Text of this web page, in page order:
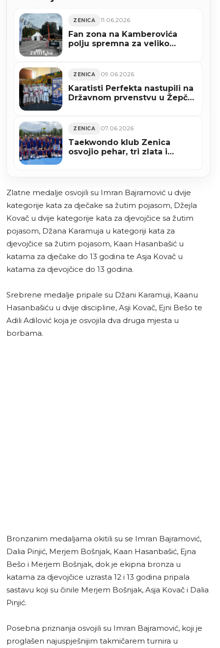
ZENICA 11.06.2026
Fan zona na Kamberovića
polju spremna za veliko
ZENICA 09.06.2026
Karatisti Perfekta nastupili na
Državnom prvenstvu u Žepču,
ZENICA 07.06.2026
Taekwondo klub Zenica
osvojio pehar, tri zlata i
Zlatne medalje osvojili su Imran Bajramović u dvije
kategorije kata za dječake sa žutim pojasom, Džejla
Kovač u dvije kategorije kata za djevojčice sa žutim
pojasom, Džana Karamuja u kategoriji kata za
djevojčice sa žutim pojasom, Kaan Hasanbašić u
katama za dječake do 13 godina te Asja Kovač u
katama za djevojčice do 13 godina.
Srebrene medalje pripale su Džani Karamuji, Kaanu
Hasanbašiću u dvije discipline, Asji Kovač, Ejni Bešo te
Adili Adilović koja je osvojila dva druga mjesta u
borbama.
Bronzanim medaljama okitili su se Imran Bajramović,
Dalia Pinjić, Merjem Bošnjak, Kaan Hasanbašić, Ejna
Bešo i Merjem Bošnjak, dok je ekipna bronza u
katama za djevojčice uzrasta 12 i 13 godina pripala
sastavu koji su činile Merjem Bošnjak, Asja Kovač i Dalia
Pinjić.
Posebna priznanja osvojili su Imran Bajramović, koji je
proglašen najuspješnijim takmičarem turnira u